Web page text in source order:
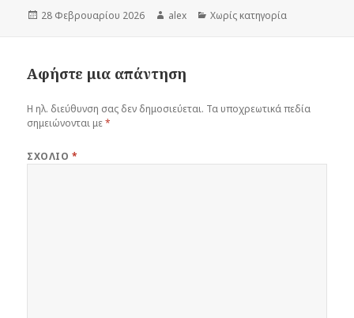
Δημοσιεύτηκε
28 Φεβρουαρίου 2026 Συντάκτης
alex Κατηγορίες
Χωρίς κατηγορία
Αφήστε μια απάντηση
Η ηλ. διεύθυνση σας δεν δημοσιεύεται. Τα υποχρεωτικά πεδία
σημειώνονται με*
ΣΧΌΛΙΟ *